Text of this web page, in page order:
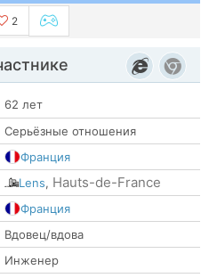
2
62 лет
Серьёзные отношения
Франция
Lens, Hauts-de-France
Франция
Вдовец/вдова
Инженер